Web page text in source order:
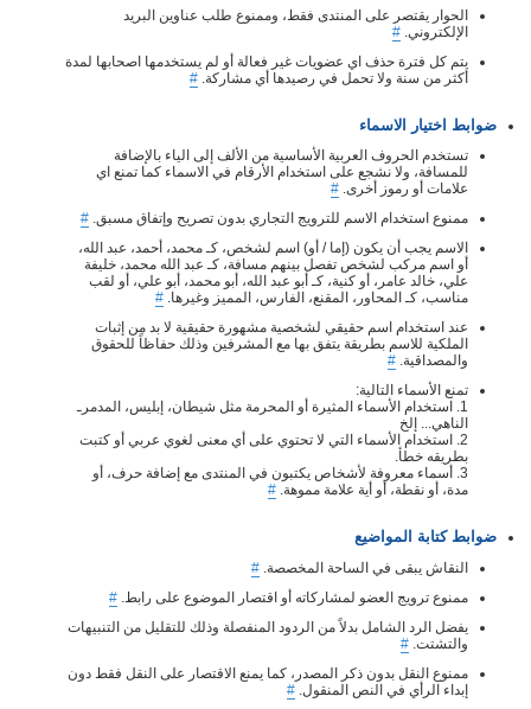
الحوار يقتصر على المنتدى فقط، وممنوع طلب عناوين البريد
الإلكتروني. #
يتم كل فترة حذف اي عضويات غير فعالة أو لم يستخدمها اصحابها لمدة
أكثر من سنة ولا تحمل في رصيدها أي مشاركة. #
ضوابط اختيار الاسماء
تستخدم الحروف العربية الأساسية من الألف إلى الياء بالإضافة
للمسافة، ولا نشجع على استخدام الأرقام في الاسماء كما تمنع اي
علامات أو رموز أخرى. #
ممنوع استخدام الاسم للترويج التجاري بدون تصريح وإتفاق مسبق. #
الاسم يجب أن يكون (إما / أو) اسم لشخص، كـ محمد، أحمد، عبد الله،
أو اسم مركب لشخص تفصل بينهم مسافة، كـ عبد الله محمد، خليفة
علي، خالد عامر، أو كنية، كـ أبو عبد الله، أبو محمد، أبو علي، أو لقب
مناسب، كـ المحاور، المقنع، الفارس، المميز وغيرها. #
عند استخدام اسم حقيقي لشخصية مشهورة حقيقية لا بد من إثبات
الملكية للاسم بطريقة يتفق بها مع المشرفين وذلك حفاظاً للحقوق
والمصداقية. #
تمنع الأسماء التالية:
1. استخدام الأسماء المثيرة أو المحرمة مثل شيطان، إبليس، المدمرـ
الناهي... إلخ
2. استخدام الأسماء التي لا تحتوي على أي معنى لغوي عربي أو كتبت
بطريقه خطأ.
3. أسماء معروفة لأشخاص يكتبون في المنتدى مع إضافة حرف، أو
مدة، أو نقطة، أو أية علامة مموهة. #
ضوابط كتابة المواضيع
النقاش يبقى في الساحة المخصصة. #
ممنوع ترويج العضو لمشاركاته أو اقتصار الموضوع على رابط. #
يفضل الرد الشامل بدلاً من الردود المنفصلة وذلك للتقليل من التنبيهات
والتشتت. #
ممنوع النقل بدون ذكر المصدر، كما يمنع الاقتصار على النقل فقط دون
إبداء الرأي في النص المنقول. #